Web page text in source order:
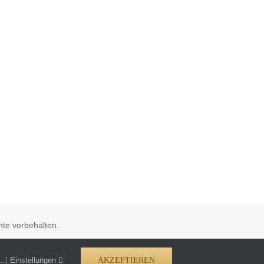
vorbehalten.
] Einstellungen AKZEPTIEREN